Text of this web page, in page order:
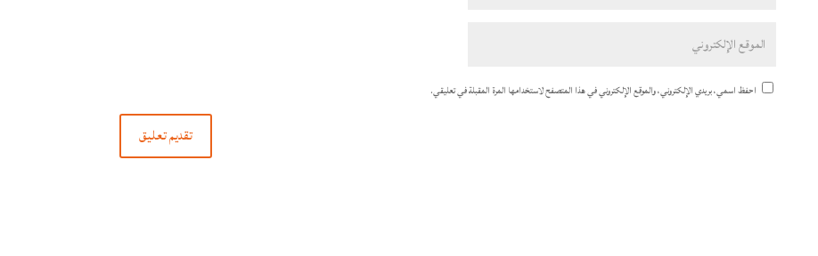
احفظ اسمي، بريدي الإلكتروني، والموقع الإلكتروني في هذا المتصفح لاستخدامها المرة المقبلة في تعليقي.